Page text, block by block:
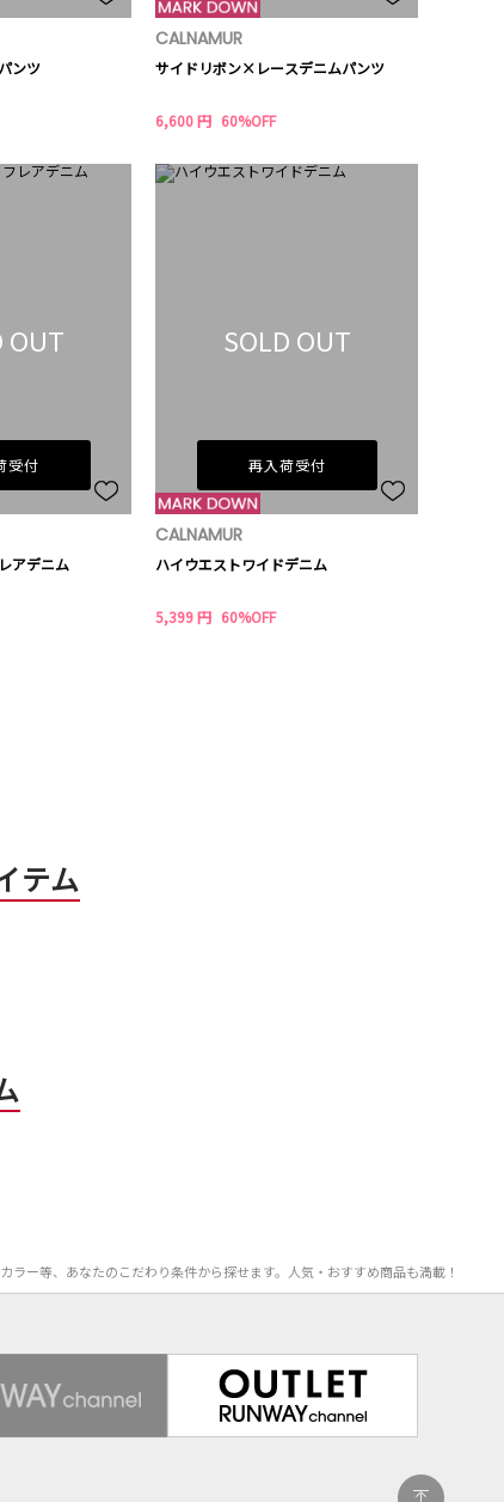
ンツ
CALNAMUR
サイドリボン×レースデニムパンツ
6,600 円 60%OFF
OUT
受付
アデニム
SOLD OUT
再入荷受付
CALNAMUR
ハイウエストワイドデニム
5,399 円 60%OFF
テム
ー等、あなたのこだわり条件から探せます。人気・おすすめ商品も満載！